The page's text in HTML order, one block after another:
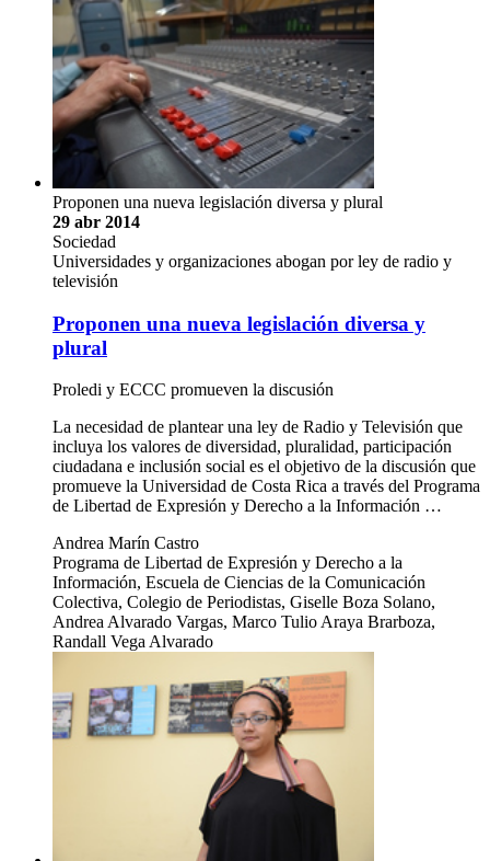
Proponen una nueva legislación diversa y plural
29 abr 2014
Sociedad
Universidades y organizaciones abogan por ley de radio y
televisión
Proponen una nueva legislación diversa y
plural
Proledi y ECCC promueven la discusión
La necesidad de plantear una ley de Radio y Televisión que
incluya los valores de diversidad, pluralidad, participación
ciudadana e inclusión social es el objetivo de la discusión que
promueve la Universidad de Costa Rica a través del Programa
de Libertad de Expresión y Derecho a la Información …
Andrea Marín Castro
Programa de Libertad de Expresión y Derecho a la
Información, Escuela de Ciencias de la Comunicación
Colectiva, Colegio de Periodistas, Giselle Boza Solano,
Andrea Alvarado Vargas, Marco Tulio Araya Brarboza,
Randall Vega Alvarado